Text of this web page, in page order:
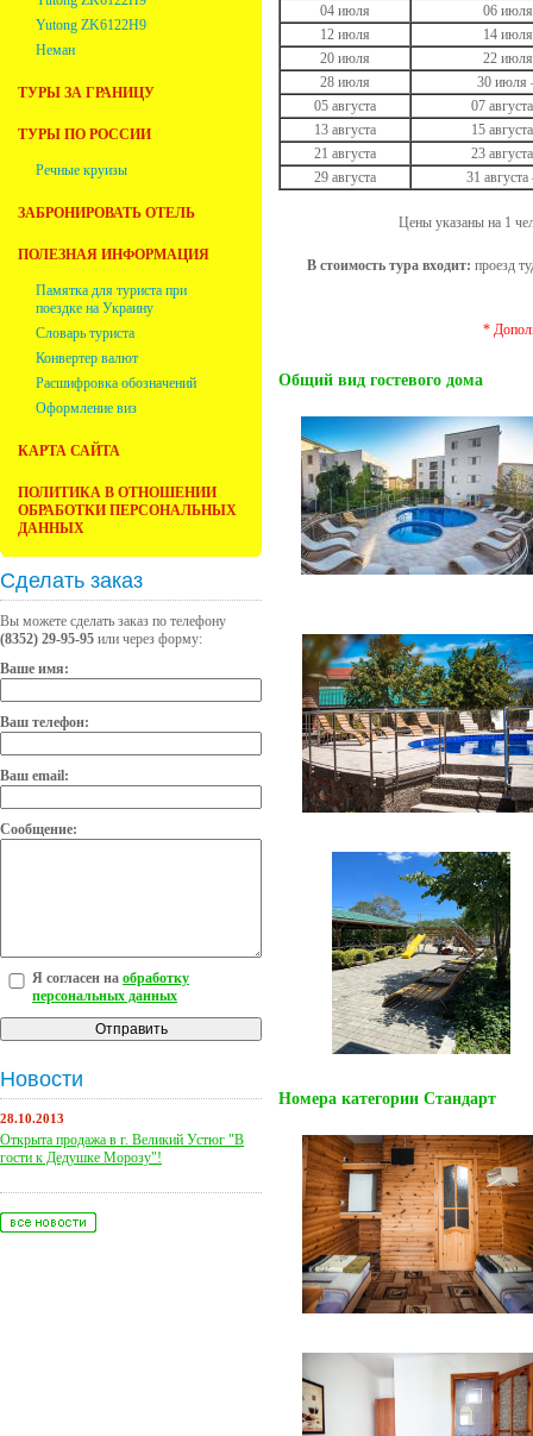
Yutong ZK6122H9
Неман
ТУРЫ ЗА ГРАНИЦУ
ТУРЫ ПО РОССИИ
Речные круизы
ЗАБРОНИРОВАТЬ ОТЕЛЬ
ПОЛЕЗНАЯ ИНФОРМАЦИЯ
Памятка для туриста при
поездке на Украину
Словарь туриста
Конвертер валют
Расшифровка обозначений
Оформление виз
КАРТА САЙТА
ПОЛИТИКА В ОТНОШЕНИИ
ОБРАБОТКИ ПЕРСОНАЛЬНЫХ
ДАННЫХ
Сделать заказ
Вы можете сделать заказ по телефону
(8352) 29-95-95 или через форму:
Ваше имя:
Ваш телефон:
Ваш email:
Сообщение:
Я согласен на обработку
персональных данных
Новости
28.10.2013
Открыта продажа в г. Великий Устюг "В
гости к Дедушке Морозу"!
04 июля
06
12 июля
14
20 июля
22
28 июля
30 июля
05 августа
07
13 августа
15
21 августа
23
29 августа
31
Цены указаны на 1
В стоимость тура входит: проезд
*
Общий вид гостевого дома
Номера категории Стандарт